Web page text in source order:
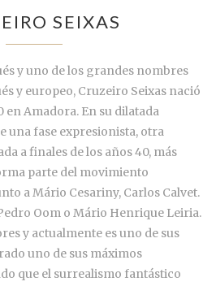
SEIXAS
y uno de los grandes nombres
y europeo, Cruzeiro Seixas nació
en Amadora. En su dilatada
una fase expresionista, otra
a finales de los años 40, más
parte del movimiento
a Mário Cesariny, Carlos Calvet.
Oom o Mário Henrique Leiria.
y actualmente es uno de sus
uno de sus máximos
que el surrealismo fantástico